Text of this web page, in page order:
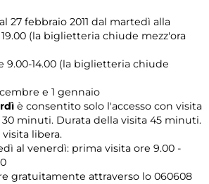
27 febbraio 2011 dal martedì alla
(la biglietteria chiude mezz'ora
9.00-14.00 (la biglietteria chiude
e 1 gennaio
è consentito solo l'accesso con visita
minuti. Durata della visita 45 minuti.
visita libera.
al venerdì: prima visita ore 9.00 -
gratuitamente attraverso lo 060608